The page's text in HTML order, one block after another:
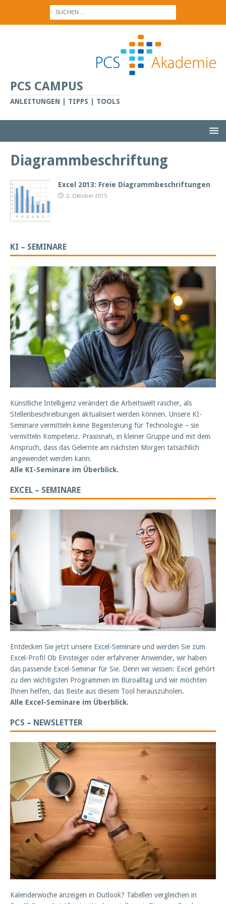
PCS CAMPUS
ANLEITUNGEN | TIPPS | TOOLS
Diagrammbeschriftung
Excel 2013: Freie Diagrammbeschriftungen
2. Oktober 2015
KI – SEMINARE
Künstliche Intelligenz verändert die Arbeitswelt rascher, als
Stellenbeschreibungen aktualisiert werden können. Unsere KI-
Seminare vermitteln keine Begeisterung für Technologie – sie
vermitteln Kompetenz. Praxisnah, in kleiner Gruppe und mit dem
Anspruch, dass das Gelernte am nächsten Morgen tatsächlich
angewendet werden kann.
Alle KI-Seminare im Überblick.
EXCEL – SEMINARE
Entdecken Sie jetzt unsere Excel-Seminare und werden Sie zum
Excel-Profi! Ob Einsteiger oder erfahrener Anwender, wir haben
das passende Excel-Seminar für Sie. Denn wir wissen: Excel gehört
zu den wichtigsten Programmen im Büroalltag und wir möchten
Ihnen helfen, das Beste aus diesem Tool herauszuholen.
Alle Excel-Seminare im Überblick.
PCS – NEWSLETTER
Kalenderwoche anzeigen in Outlook? Tabellen vergleichen in